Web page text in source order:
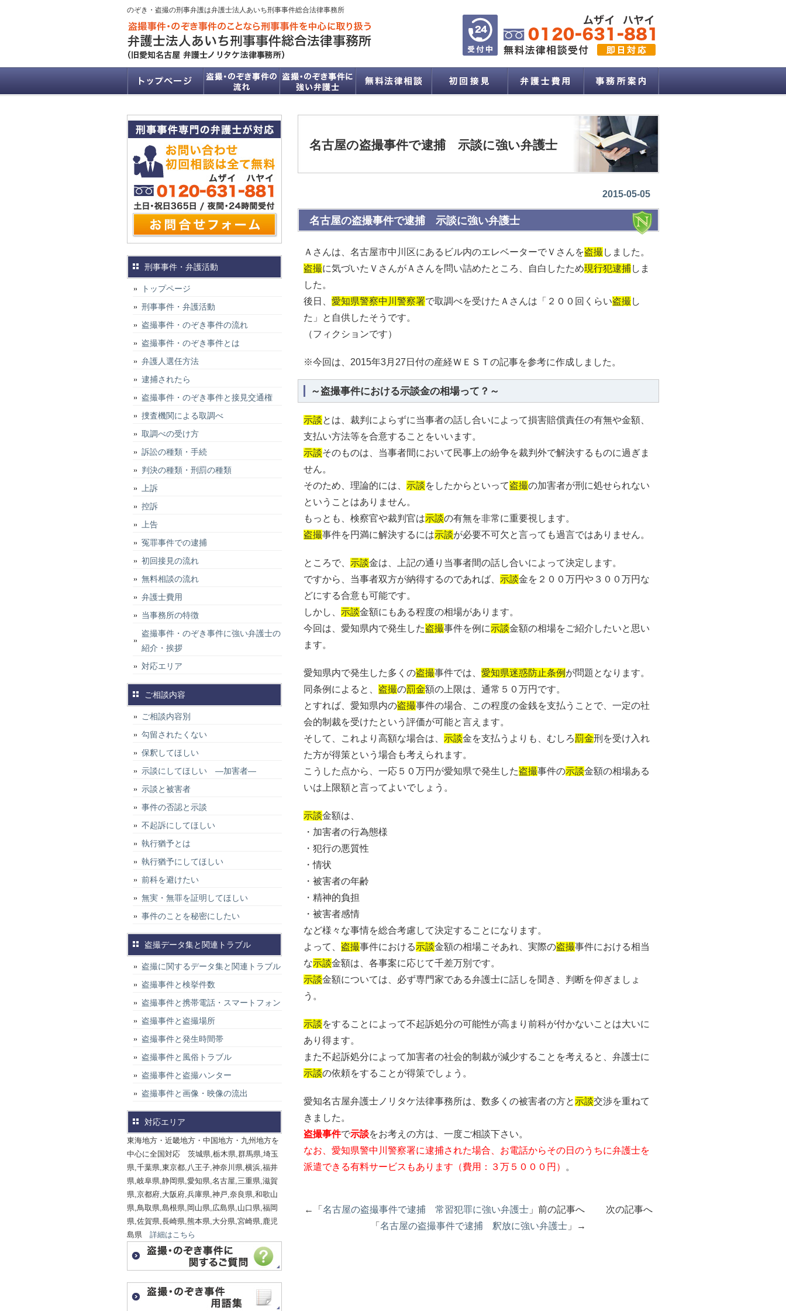
のぞき・盗撮の刑事弁護は弁護士法人あいち刑事事件総合法律事務所
名古屋の盗撮事件で逮捕 示談に強い弁護士
2015-05-05
名古屋の盗撮事件で逮捕 示談に強い弁護士
Ａさんは、名古屋市中川区にあるビル内のエレベーターでＶさんを盗撮 しました。
盗撮に気づいたＶさんがＡさんを問い詰めたところ、自白したため現行犯逮捕しま
した。
後日、 愛知県警察中川警察署で取調べを受けたＡさんは「２００回くらい盗撮 し
た」と自供したそうです。
（フィクションです）
※今回は、2015年3月27日付の産経ＷＥＳＴの記事を参考に作成しました。
～盗撮事件における示談金の相場って？～
示談とは、裁判によらずに当事者の話し合いによって損害賠償責任の有無や金額、
支払い方法等を合意することをいいます。
示談そのものは、当事者間において民事上の紛争を裁判外で解決するものに過ぎま
せん。
そのため、理論的には、 示談をしたからといって盗撮の加害者が刑に処せられない
ということはありません。
もっとも、検察官や裁判官は示談の有無を非常に重要視します。
盗撮事件を円満に解決するには示談が必要不可欠と言っても過言ではありません。
ところで、 示談金は、上記の通り当事者間の話し合いによって決定します。
ですから、当事者双方が納得するのであれば、 示談金を２００万円や３００万円な
どにする合意も可能です。
しかし、 示談金額にもある程度の相場があります。
今回は、愛知県内で発生した盗撮事件を例に示談金額の相場をご紹介したいと思い
ます。
愛知県内で発生した多くの盗撮事件では、 愛知県迷惑防止条例 が問題となります。
同条例によると、 盗撮の罰金額の上限は、通常５０万円です。
とすれば、愛知県内の盗撮事件の場合、この程度の金銭を支払うことで、一定の社
会的制裁を受けたという評価が可能と言えます。
そして、これより高額な場合は、 示談金を支払うよりも、むしろ罰金刑を受け入れ
た方が得策という場合も考えられます。
こうした点から、一応５０万円が愛知県で発生した盗撮事件の示談金額の相場ある
いは上限額と言ってよいでしょう。
示談金額は、
・加害者の行為態様
・犯行の悪質性
・情状
・被害者の年齢
・精神的負担
・被害者感情
など様々な事情を総合考慮して決定することになります。
よって、 盗撮事件における示談金額の相場こそあれ、実際の盗撮事件における相当
な示談金額は、各事案に応じて千差万別です。
示談金額については、必ず専門家である弁護士に話しを聞き、判断を仰ぎましょ
う。
示談をすることによって不起訴処分の可能性が高まり前科が付かないことは大いに
あり得ます。
また不起訴処分によって加害者の社会的制裁が減少することを考えると、弁護士に
示談の依頼をすることが得策でしょう。
愛知名古屋弁護士ノリタケ法律事務所は、数多くの被害者の方と 示談交渉を重ねて
きました。
盗撮事件で示談をお考えの方は、一度ご相談下さい。
なお、愛知県警中川警察署に逮捕された場合、お電話からその日のうちに弁護士を
派遣できる有料サービスもあります（費用：３万５０００円）
。
←「 名古屋の盗撮事件で逮捕 常習犯罪に強い弁護士 」前の記事へ 次の記事へ
「 名古屋の盗撮事件で逮捕 釈放に強い弁護士 」→
刑事事件・弁護活動
トップページ
刑事事件・弁護活動
盗撮事件・のぞき事件の流れ
盗撮事件・のぞき事件とは
弁護人選任方法
逮捕されたら
盗撮事件・のぞき事件と接見交通権
捜査機関による取調べ
取調べの受け方
訴訟の種類・手続
判決の種類・刑罰の種類
上訴
控訴
上告
冤罪事件での逮捕
初回接見の流れ
無料相談の流れ
弁護士費用
当事務所の特徴
盗撮事件・のぞき事件に強い弁護士の
紹介・挨拶
対応エリア
ご相談内容
ご相談内容別
勾留されたくない
保釈してほしい
示談にしてほしい ―加害者―
示談と被害者
事件の否認と示談
不起訴にしてほしい
執行猶予とは
執行猶予にしてほしい
前科を避けたい
無実・無罪を証明してほしい
事件のことを秘密にしたい
盗撮データ集と関連トラブル
盗撮に関するデータ集と関連トラブル
盗撮事件と検挙件数
盗撮事件と携帯電話・スマートフォン
盗撮事件と盗撮場所
盗撮事件と発生時間帯
盗撮事件と風俗トラブル
盗撮事件と盗撮ハンター
盗撮事件と画像・映像の流出
対応エリア
東海地方・近畿地方・中国地方・九州地方を
中心に全国対応 茨城県,栃木県,群馬県,埼玉
県,千葉県,東京都,八王子,神奈川県,横浜,福井
県,岐阜県,静岡県,愛知県,名古屋,三重県,滋賀
県,京都府,大阪府,兵庫県,神戸,奈良県,和歌山
県,鳥取県,島根県,岡山県,広島県,山口県,福岡
県,佐賀県,長崎県,熊本県,大分県,宮崎県,鹿児
島県 詳細はこちら